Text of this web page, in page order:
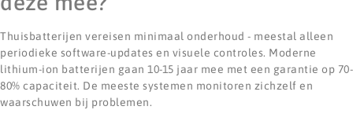
Thuisbatterijen vereisen minimaal onderhoud - meestal alleen
periodieke software-updates en visuele controles. Moderne
lithium-ion batterijen gaan 10-15 jaar mee met een garantie op 70-
80% capaciteit. De meeste systemen monitoren zichzelf en
waarschuwen bij problemen.